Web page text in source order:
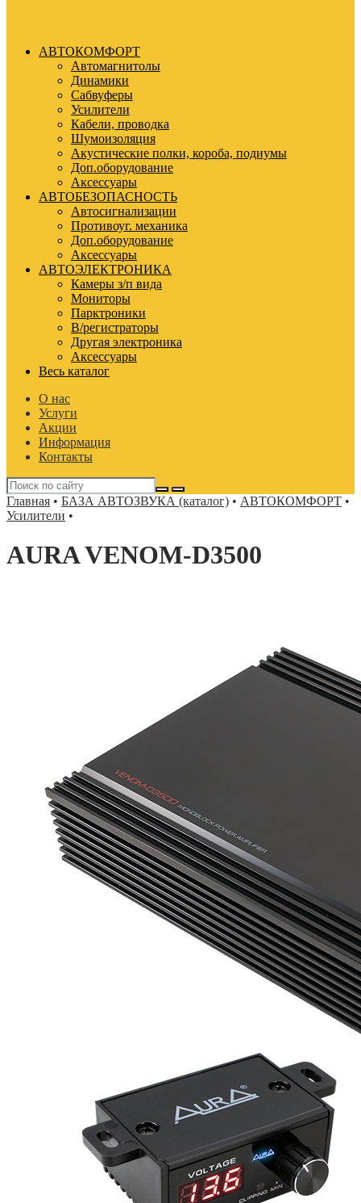
АВТОКОМФОРТ
Автомагнитолы
Динамики
Сабвуферы
Усилители
Кабели, проводка
Шумоизоляция
Акустические полки, короба, подиумы
Доп.оборудование
Аксессуары
АВТОБЕЗОПАСНОСТЬ
Автосигнализации
Противоуг. механика
Доп.оборудование
Аксессуары
АВТОЭЛЕКТРОНИКА
Камеры з/п вида
Мониторы
Парктроники
В/регистраторы
Другая электроника
Аксессуары
Весь каталог
О нас
Услуги
Акции
Информация
Контакты
Главная • БАЗА АВТОЗВУКА (каталог) • АВТОКОМФОРТ •
Усилители •
AURA VENOM-D3500